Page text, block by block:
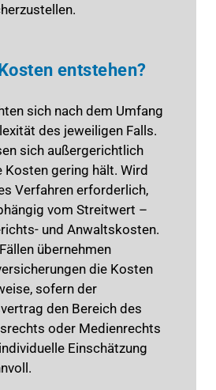
entstehen?
sich nach dem Umfang
des jeweiligen Falls.
sich außergerichtlich
Kosten gering hält. Wird
Verfahren erforderlich,
vom Streitwert –
und Anwaltskosten.
übernehmen
die Kosten
sofern der
den Bereich des
oder Medienrechts
Einschätzung